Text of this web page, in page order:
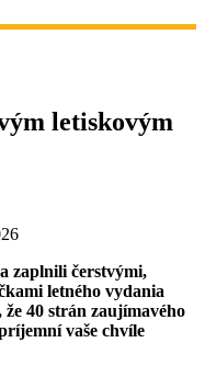
letiskovým
zaplnili čerstvými,
letného vydania
40 strán zaujímavého
vaše chvíle